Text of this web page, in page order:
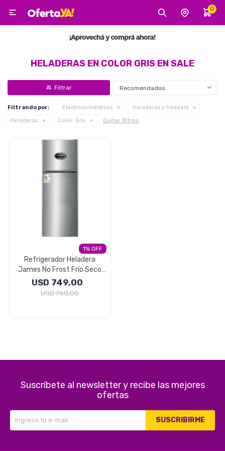
0

HELADERAS EN COLOR GRIS EN SALE
Recomendados
Filtrando por: Electrodomésticos
Heladeras y freezers
Heladeras
Color: Gris Quitar filtros
1
Refrigerador Heladera
James No Frost Frío Seco
317 Litros
USD 749,00
USD760,00
Suscríbete al newsletter y recibe las mejores
ofertas
SUSCRIBIRME
MI CUENTA
Tecnología
Tv, Audio y Video
Tecnología
Electrodomésticos
Pequeños electrodomésticos
Deportes y Tiempo Libre
Bebés y Niños